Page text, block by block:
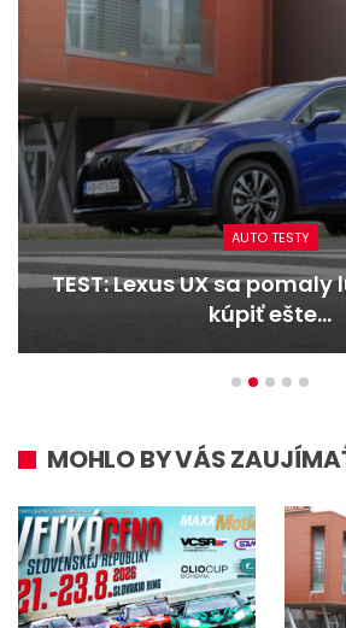
AUTO TESTY
TEST: Lexus UX sa
kúpiť ešte…
MOHLO BY VÁS